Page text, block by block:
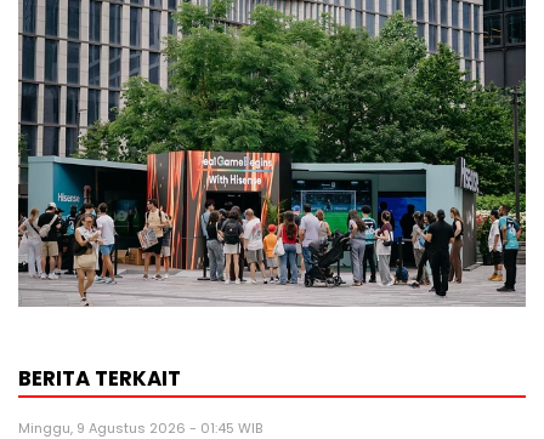
BERITA TERKAIT
Minggu, 9 Agustus 2026 - 01:45 WIB